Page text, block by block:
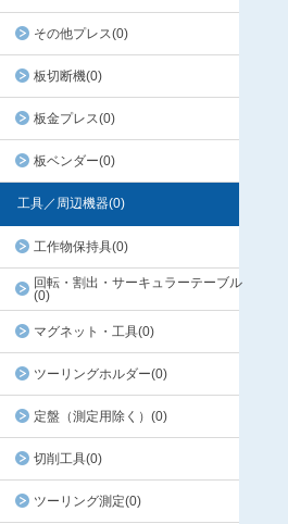
その他プレス(0)
板切断機(0)
板金プレス(0)
板ベンダー(0)
工具／周辺機器(0)
工作物保持具(0)
回転・割出・サーキュラーテーブル
(0)
マグネット・工具(0)
ツーリングホルダー(0)
定盤（測定用除く）(0)
切削工具(0)
ツーリング測定(0)